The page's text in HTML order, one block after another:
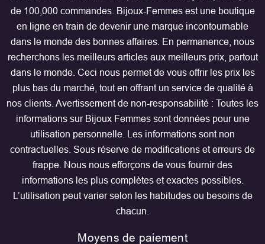
de 100,000 commandes. Bijoux-Femmes est une boutique
en ligne en train de devenir une marque incontournable
dans le monde des bonnes affaires. En permanence, nous
recherchons les meilleurs articles aux meilleurs prix, partout
dans le monde. Ceci nous permet de vous offrir les prix les
plus bas du marché, tout en offrant un service de qualité à
nos clients. Avertissement de non-responsabilité : Toutes les
informations sur Bijoux Femmes sont données pour une
utilisation personnelle. Les informations sont non
contractuelles. Sous réserve de modifications et erreurs de
frappe. Nous nous efforçons de vous fournir des
informations les plus complètes et exactes possibles.
L’utilisation peut varier selon les habitudes ou besoins de
chacun.
Moyens de paiement